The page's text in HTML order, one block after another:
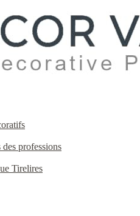
des professions
Tirelires